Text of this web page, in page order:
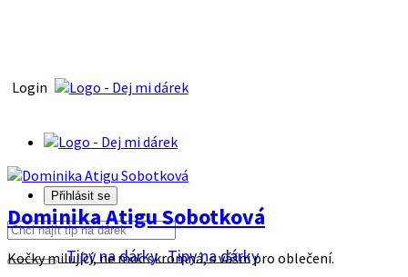
Login
Přihlásit se
Tipy na dárkyTipy na dárky
Dominika Atigu Sobotková
Kočky milující, ne moc skromná, s vášni pro oblečení.